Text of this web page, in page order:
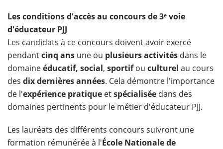
​Les conditions d'accès au concours de 3ᵉ voie
d'éducateur PJJ
Les candidats à ce concours doivent avoir exercé
pendantcinq ans une ou plusieurs activités dans le
domaineéducatif, social, sportifou culturel au cours
des dix dernières années. Cela démontre l'importance
de l'expérience pratique etspécialisée dans des
domaines pertinents pour le métier d'éducateur PJJ.
Les lauréats des différents concours suivront une
formation rémunérée à l'École Nationale de